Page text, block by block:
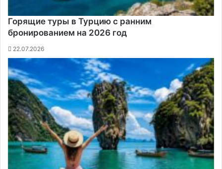
Горящие туры в Турцию с ранним
бронированием на 2026 год
22.07.2026